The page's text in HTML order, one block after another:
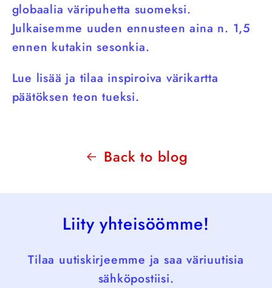
globaalia väripuhetta suomeksi.
Julkaisemme uuden ennusteen aina n. 1,5
ennen kutakin sesonkia.
Lue lisää ja tilaa inspiroiva värikartta
päätöksen teon tueksi.
Back to blog
Liity yhteisöömme!
Tilaa uutiskirjeemme ja saa väriuutisia
sähköpostiisi.